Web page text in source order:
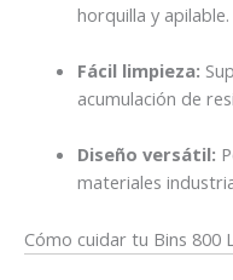
horquilla y apilable.
Fácil limpieza:
acumulación de
Diseño versátil:
materiales
Cómo cuidar tu Bins 800 L